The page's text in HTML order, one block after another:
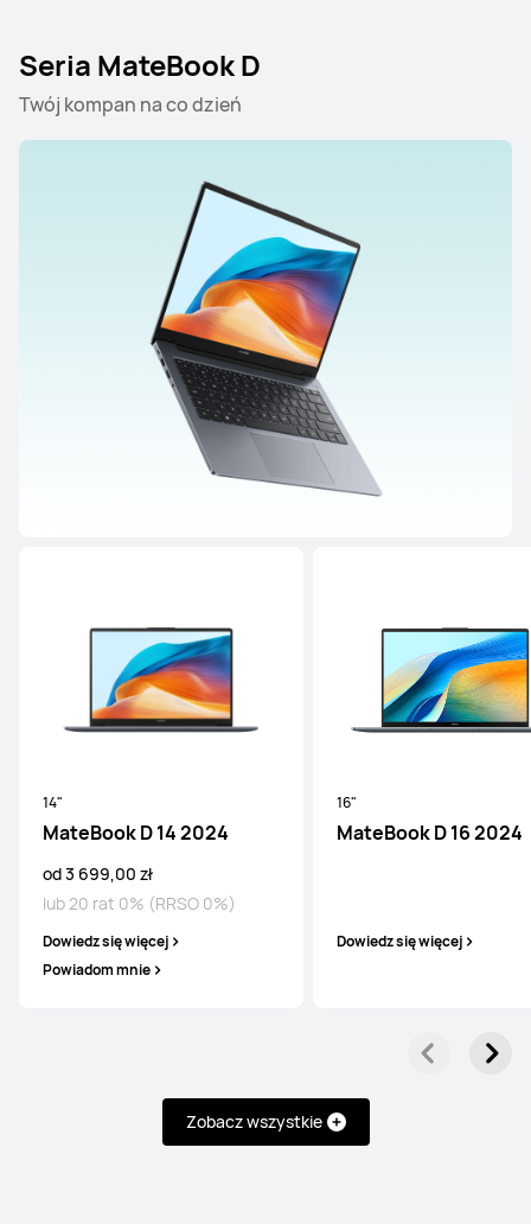
Seria MateBook D
Twój kompan na co dzień
14"
MateBook D 14 2024
od 3 699,00 zł
lub 20 rat 0% (RRSO 0%)
Dowiedz się więcej
Powiadom mnie
16"
MateBook D 16 2024
Dowiedz się więcej
Zobacz wszystkie
Seria MateBook
MateBook X Pro Core Ultra Premium
od 8 699,00 zł
lub 20 rat 0% (RRSO 0%)
Seria MateBook
MateBook 14 Core Ultra
Dowiedz się więcej